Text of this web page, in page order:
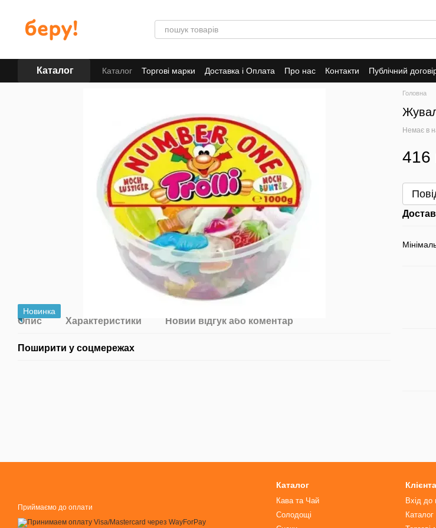
Каталог Каталог Торгові марки Доставка і Оплата Про нас Контакти Публічний
Новинка
Опис Характеристики Новий відгук або коментар
Поширити у соцмережах
Головна
Немає в
416
Приймаємо до оплати
Каталог
Кава та Чай
Солодощі
Вхід до
Каталог